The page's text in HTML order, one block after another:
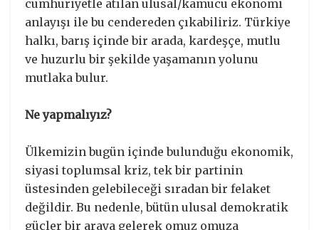
cumhuriyetle atılan ulusal/kamucu ekonomi
anlayışı ile bu cendereden çıkabiliriz. Türkiye
halkı, barış içinde bir arada, kardeşçe, mutlu
ve huzurlu bir şekilde yaşamanın yolunu
mutlaka bulur.
Ne yapmalıyız?
Ülkemizin bugün içinde bulunduğu ekonomik,
siyasi toplumsal kriz, tek bir partinin
üstesinden gelebileceği sıradan bir felaket
değildir. Bu nedenle, bütün ulusal demokratik
güçler bir araya gelerek omuz omuza